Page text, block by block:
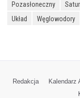
Pozasłoneczny
Układ
Węglowodory
Redakcja Kalendarz